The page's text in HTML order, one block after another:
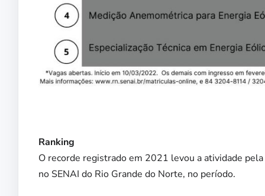
Ranking
O recorde registrado em 2021 levou a atividade
no SENAI do Rio Grande do Norte, no período.